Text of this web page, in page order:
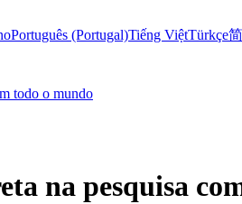
Português (Portugal)Tiếng ViệtTürkçe
todo o mundo
na pesquisa